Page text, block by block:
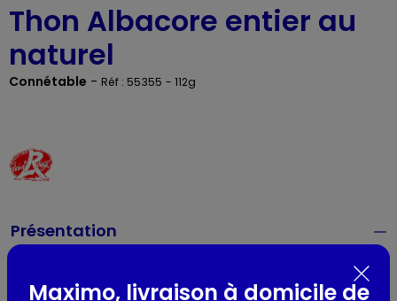
Thon Albacore entier au
naturel
Connétable - Réf : 55355 - 112g
Présentation
Ce thon albacore Label Rouge, de qualité supérieure vous
ravira par son goût et sa texture unique. Le nom du bateau
Maximo, livraison à domicile de